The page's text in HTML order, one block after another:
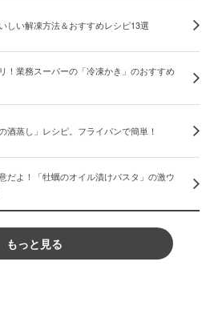
しい解凍方法＆おすすめレシピ13選
！業務スーパーの「冷凍かき」のおすすめ
酒蒸し」レシピ。フライパンで簡単！
だよ！「牡蠣のオイル漬けパスタ」の激ウ
もっと見る